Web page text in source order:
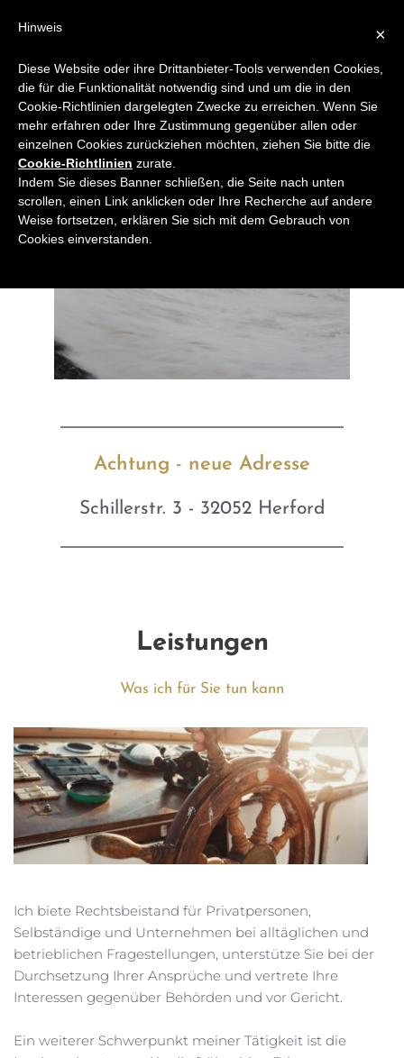
Inhalt
„Wenn du im Recht bist, kannst
du dir leisten, die Ruhe zu
bewahren; und wenn du im
Unrecht bist, kannst du dir nicht
leisten, sie zu verlieren.“
M. Gandhi
Achtung - neue Adresse
Schillerstr. 3 - 32052 Herford
Leistungen
Was ich für Sie tun kann
Ich biete Rechtsbeistand für Privatpersonen,
Selbständige und Unternehmen bei alltäglichen und
betrieblichen Fragestellungen, unterstütze Sie bei der
Durchsetzung Ihrer Ansprüche und vertrete Ihre
Interessen gegenüber Behörden und vor Gericht.
Ein weiterer Schwerpunkt meiner Tätigkeit ist die
×
Hinweis
Diese Website oder ihre Drittanbieter-Tools verwenden Cookies,
die für die Funktionalität notwendig sind und um die in den
Cookie-Richtlinien dargelegten Zwecke zu erreichen. Wenn Sie
mehr erfahren oder Ihre Zustimmung gegenüber allen oder
einzelnen Cookies zurückziehen möchten, ziehen Sie bitte die
Cookie-Richtlinien zurate.
Indem Sie dieses Banner schließen, die Seite nach unten
scrollen, einen Link anklicken oder Ihre Recherche auf andere
Weise fortsetzen, erklären Sie sich mit dem Gebrauch von
Cookies einverstanden.